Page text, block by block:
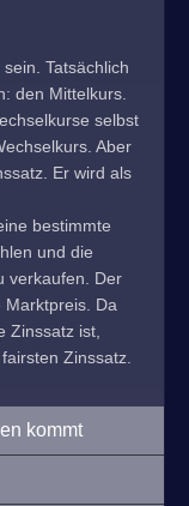
Tatsächlich
den Mittelkurs.
selbst
Aber
Er wird als
bestimmte
und die
verkaufen. Der
Marktpreis. Da
Zinssatz ist,
Zinssatz.
kommt